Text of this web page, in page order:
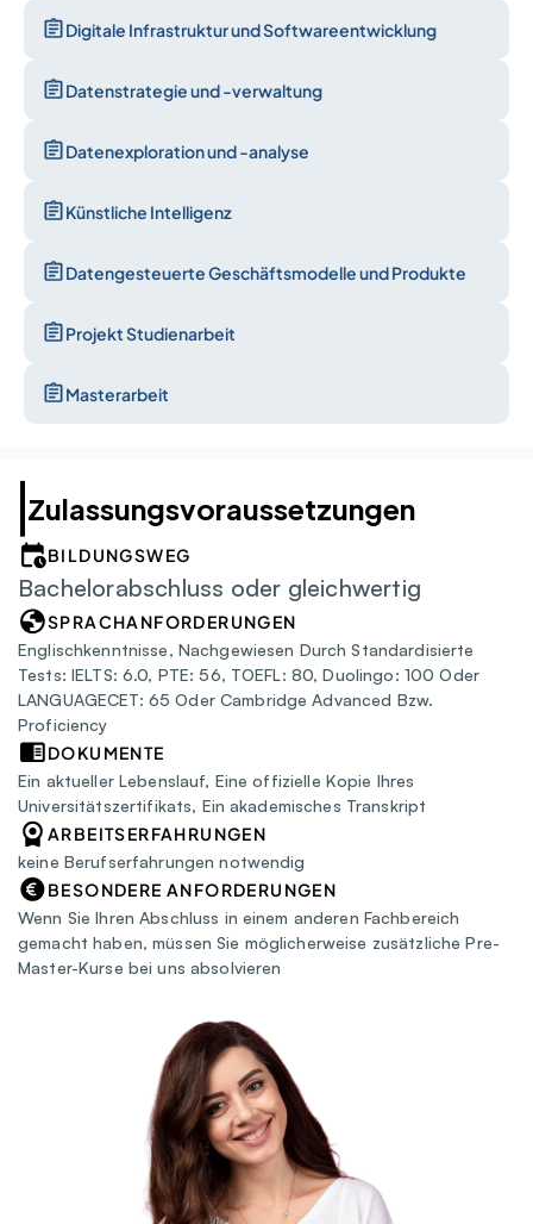
Digitale Infrastruktur und Softwareentwicklung
Datenstrategie und -verwaltung
Datenexploration und -analyse
Künstliche Intelligenz
Datengesteuerte Geschäftsmodelle und Produkte
Projekt Studienarbeit
Masterarbeit
Zulassungsvoraussetzungen
BILDUNGSWEG
Bachelorabschluss oder gleichwertig
SPRACHANFORDERUNGEN
Englischkenntnisse, Nachgewiesen Durch Standardisierte
Tests: IELTS: 6.0, PTE: 56, TOEFL: 80, Duolingo: 100 Oder
LANGUAGECET: 65 Oder Cambridge Advanced Bzw.
Proficiency
DOKUMENTE
Ein aktueller Lebenslauf, Eine offizielle Kopie Ihres
Universitätszertifikats, Ein akademisches Transkript
ARBEITSERFAHRUNGEN
keine Berufserfahrungen notwendig
BESONDERE ANFORDERUNGEN
Wenn Sie Ihren Abschluss in einem anderen Fachbereich
gemacht haben, müssen Sie möglicherweise zusätzliche Pre-
Master-Kurse bei uns absolvieren